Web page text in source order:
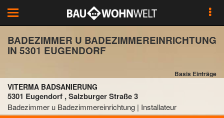
Toggle
navigation
BADEZIMMER U BADEZIMMEREINRICHTUNG
IN 5301 EUGENDORF
Basis Einträge
VITERMA BADSANIERUNG
5301 Eugendorf , Salzburger Straße 3
Badezimmer u Badezimmereinrichtung | Installateur